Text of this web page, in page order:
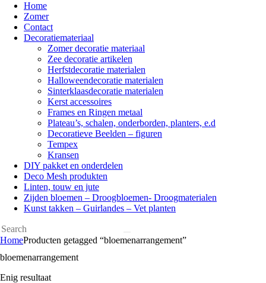
Home
Zomer
Contact
Decoratiemateriaal
Zomer decoratie materiaal
Zee decoratie artikelen
Herfstdecoratie materialen
Halloweendecoratie materialen
Sinterklaasdecoratie materialen
Kerst accessoires
Frames en Ringen metaal
Plateau’s, schalen, onderborden, planters, e.d
Decoratieve Beelden – figuren
Tempex
Kransen
DIY pakket en onderdelen
Deco Mesh produkten
Linten, touw en jute
Zijden bloemen – Droogbloemen- Droogmaterialen
Kunst takken – Guirlandes – Vet planten
Search
facebook-
instagram
pinterest-
HomeProducten getagged “bloemenarrangement”
bloemenarrangement
Enig resultaat